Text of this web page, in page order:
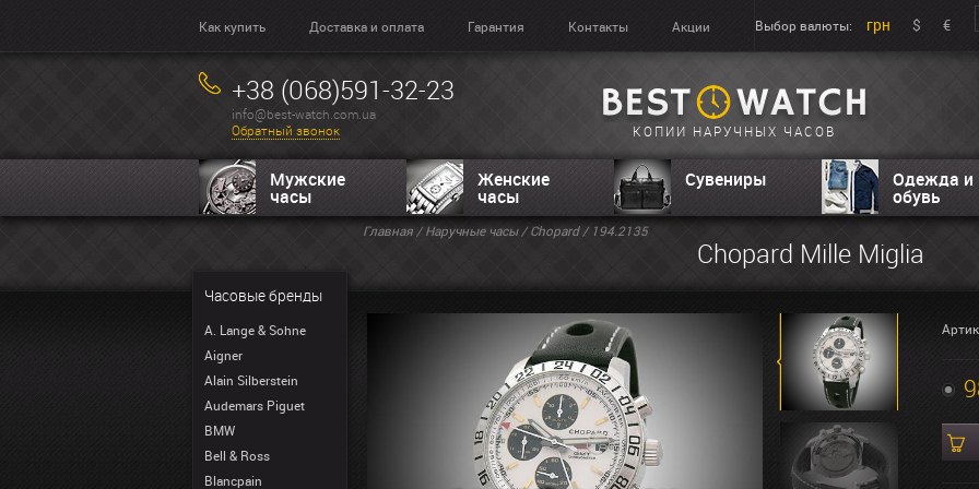
Как купить Доставка и оплата Гарантия Контакты Акции Выбор валюты: грн $ €
+38 (068)591-32-23
info@best-watch.com.ua
Обратный звонок
КОПИИ НАРУЧНЫХ ЧАСОВ
Мужские
часы
Женские
часы
Сувениры Одежда и
обувь
Часовые бренды
A. Lange & Sohne
Aigner
Alain Silberstein
Audemars Piguet
BMW
Bell & Ross
Blancpain
Главная/Наручные часы/Chopard/ 194.2135
Chopard Mille Miglia